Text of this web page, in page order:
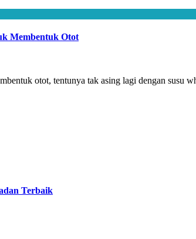
Membentuk Otot
otot, tentunya tak asing lagi dengan susu
Terbaik